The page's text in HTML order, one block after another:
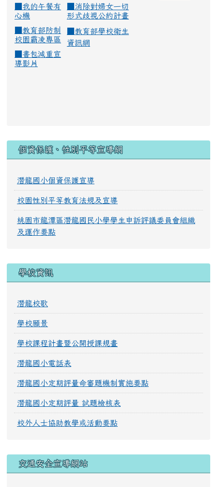
我的午餐有
心機
消除對婦女一切
形式歧視公約計畫
教育部防制
校園霸凌專區
教育部學校衛生
資訊網
書包減重宣
導影片
個資保護、性別平等宣導網
潛龍國小個資保護宣導
校園性別平等教育法規及宣導
桃園市龍潭區潛龍國民小學學生申訴評議委員會組織
及運作要點
學校資訊
潛龍校歌
學校願景
學校課程計畫暨公開授課規畫
潛龍國小電話表
潛龍國小定期評量命審題機制實施要點
潛龍國小定期評量 試題檢核表
校外人士協助教學或活動要點
交通安全宣導網站